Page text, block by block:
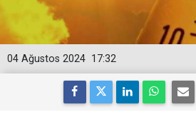
17:32
04 Ağustos 2024